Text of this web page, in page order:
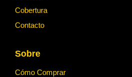
Cobertura
Contacto
Sobre
Cómo Comprar